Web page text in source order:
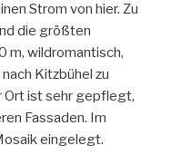
Strom von hier. Zu
die größten
m, wildromantisch,
Kitzbühel zu
Ort ist sehr gepflegt,
Fassaden. Im
eingelegt.